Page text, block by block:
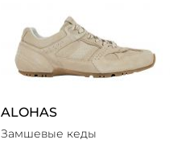
ALOHAS
Замшевые кеды